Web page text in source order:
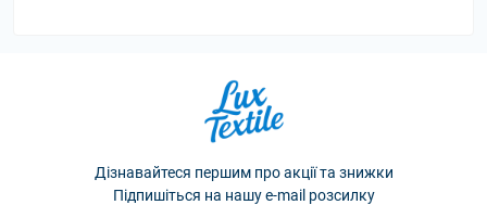
Дізнавайтеся першим про акції та знижки
Підпишіться на нашу e-mail розсилку